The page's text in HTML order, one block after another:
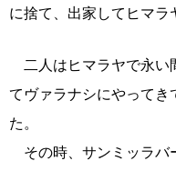
に捨て、出家してヒマラ
二人はヒマラヤで永い
てヴァラナシにやってき
た。
その時、サンミッラバ